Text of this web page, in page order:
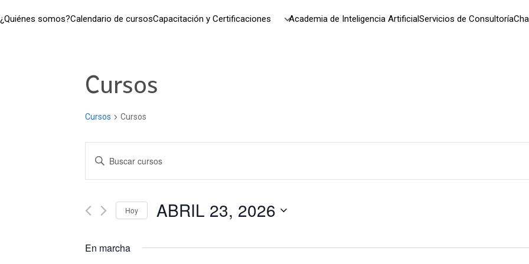
¿Quiénes somos?Calendario de cursosCapacitación y Certificaciones Academia de Inteligencia ArtificialServicios de Consultoría
Cursos
Cursos Cursos
Navegación
de
búsqueda
y
Introduce
Busca
para
Hoy ABRIL 23, 2026
En marcha